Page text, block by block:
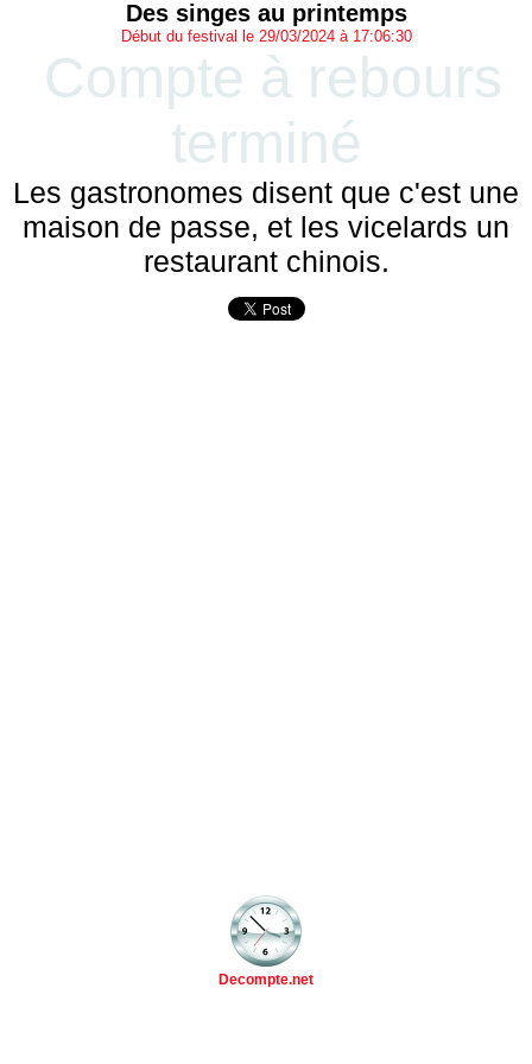
Des singes au printemps
Début du festival le 29/03/2024 à 17:06:30
Compte à rebours
terminé
Les gastronomes disent que c'est une
maison de passe, et les vicelards un
restaurant chinois.
Decompte.net